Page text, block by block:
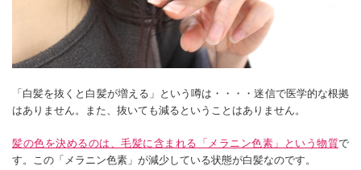
「白髪を抜くと白髪が増える」という噂は・・・・迷信で医学的な根拠
はありません。また、抜いても減るということはありません。
髪の色を決めるのは、毛髪に含まれる「メラニン色素」という物質で
す。この「メラニン色素」が減少している状態が白髪なのです。